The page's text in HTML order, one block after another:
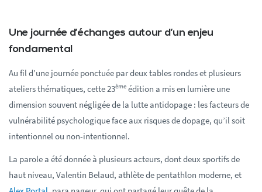
Une journée d’échanges autour d’un enjeu
fondamental
Au fil d’une journée ponctuée par deux tables rondes et plusieurs
ateliers thématiques, cette 23ème édition a mis en lumière une
dimension souvent négligée de la lutte antidopage : les facteurs de
vulnérabilité psychologique face aux risques de dopage, qu’il soit
intentionnel ou non-intentionnel.
La parole a été donnée à plusieurs acteurs, dont deux sportifs de
haut niveau, Valentin Belaud, athlète de pentathlon moderne, et